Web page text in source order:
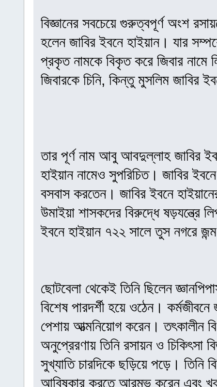
বিজ্ঞানের সবচেয়ে গুরুত্বপূর্ণ অংশ
হলেন জাবির ইবনে হাইয়ান। যার
প্রকৃত নামকে বিকৃত করে জিবার নামে
জিবারকে চিনি, কিন্তু মুসলিম জাবির
তার পূর্ণ নাম আবু আবদুল্লাহ জাবির
হাইয়ান নামেও সুপরিচিত। জাবির
বসবাস করতেন। জাবির ইবনে
উমাইয়া শাসকদের বিরুদ্ধে ষড়যন্ত্রে
ইবনে হাইয়ান ৭২২ সালে তুস নগরে
ছোটবেলা থেকেই তিনি ছিলেন
বিশেষ পারদর্শী হয়ে ওঠেন।
পেশায় আত্মনিয়োগ করেন। তৎকালীন
অনুপ্রেরণায় তিনি রসায়ন ও চিকিৎসা
সুখ্যাতি চারদিকে ছড়িয়ে পড়ে। তিনি
আবিষ্কার করতে আরম্ভ করেন এবং খুব